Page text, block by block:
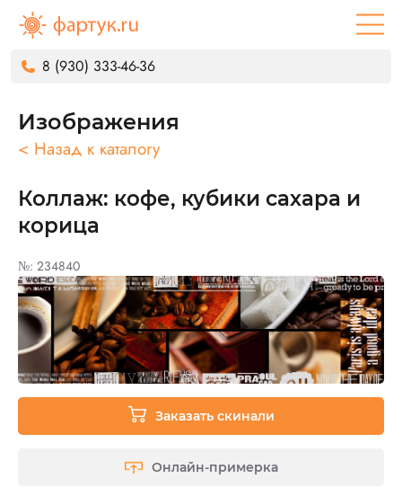
8 (930) 333-46-36
Изображения
< Назад к каталогу
Коллаж: кофе, кубики сахара и
корица
№: 234840
Заказать скинали
Онлайн-примерка